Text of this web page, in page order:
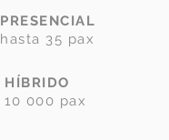
PRESENCIAL
hasta 35 pax
HÍBRIDO
10 000 pax